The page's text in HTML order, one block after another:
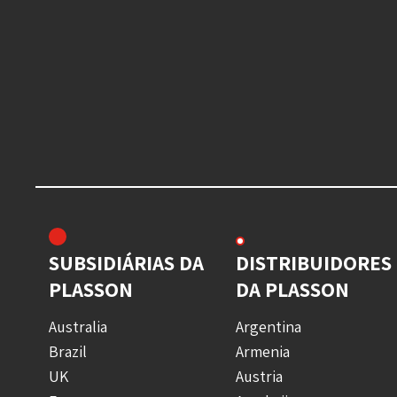
SUBSIDIÁRIAS DA
PLASSON
Australia
Brazil
UK
DISTRIBUIDORES
DA PLASSON
Argentina
Armenia
Austria